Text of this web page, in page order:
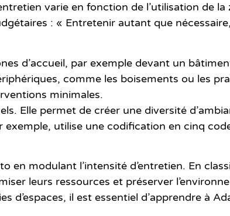
varie en fonction de l’utilisation de la
: « Entretenir autant que
d’accueil, par exemple devant un
comme les boisements ou les
minimales.
Elle permet de créer une diversité
utilise une codification en cinq
modulant l’intensité d’entretien. En
leurs ressources et préserver
il est essentiel d’apprendre à